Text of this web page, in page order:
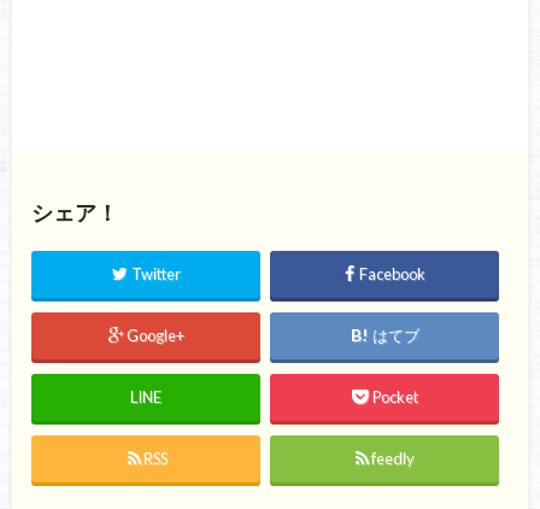
シェア！
Twitter Facebook
Google+ はてブ
LINE Pocket
RSS feedly